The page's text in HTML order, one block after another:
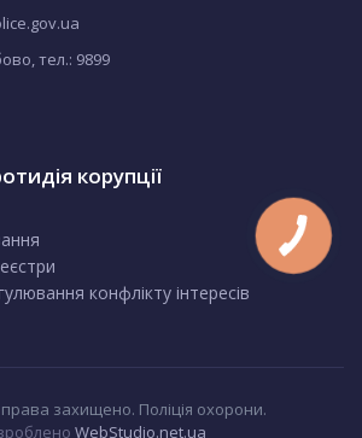
тел.: 9899
корупції
конфлікту інтересів
права захищено. Поліція охорони.
WebStudio.net.ua